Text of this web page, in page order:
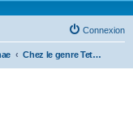
Connexion
Chez le genre Tetramorium